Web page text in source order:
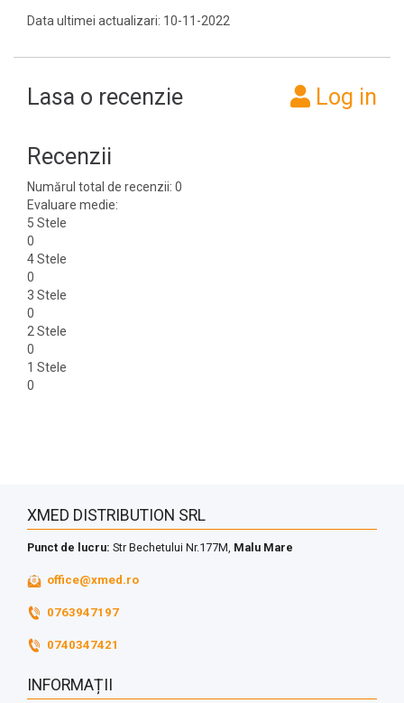
Data ultimei actualizari: 10-11-2022
Lasa o recenzie Log in
Recenzii
Numărul total de recenzii: 0
Evaluare medie:
5 Stele
0
4 Stele
0
3 Stele
0
2 Stele
0
1 Stele
0
XMED DISTRIBUTION SRL
Punct de lucru: Str Bechetului Nr.177M, Malu Mare
office@xmed.ro
0763947197
0740347421
INFORMAȚII